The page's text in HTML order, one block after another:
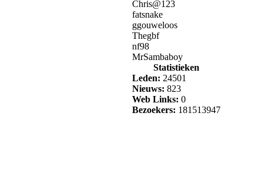
Chris@123
fatsnake
ggouweloos
Thegbf
nf98
MrSambaboy
Statistieken
Leden: 24501
Nieuws: 823
Web Links: 0
Bezoekers: 181513947